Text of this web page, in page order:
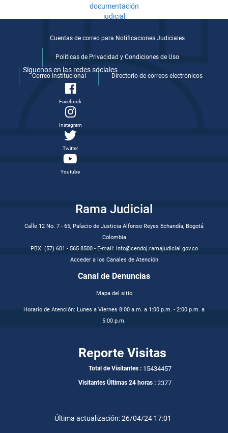
Cuentas de correo para Notificaciones Judiciales
Politicas de Privacidad y Condiciones de Uso
Correo Institucional Directorio de correos electrónicos
Síguenos en las redes sociales
Facebook
Instagram
Twitter
Youtube
Rama Judicial
Calle 12 No. 7 - 65, Palacio de Justicia Alfonso Reyes Echandía, Bogotá
Colombia
PBX: (57) 601 - 565 8500 - E-mail: info@cendoj.ramajudicial.gov.co
Acceder a los Canales de Atención
Canal de Denuncias
Mapa del sitio
Horario de Atención: Lunes a Viernes 8:00 a.m. a 1:00 p.m. - 2:00 p.m. a
5:00 p.m.
Reporte Visitas
Total de Visitantes : 15434457
Visitantes Últimas 24 horas : 2377
Última actualización: 26/04/24 17:01